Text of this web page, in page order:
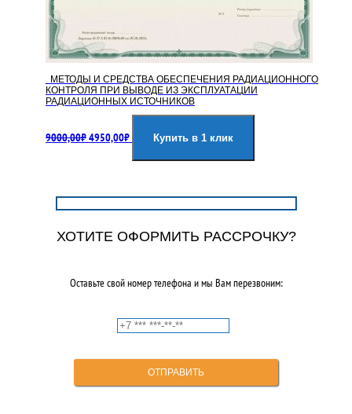
МЕТОДЫ И СРЕДСТВА ОБЕСПЕЧЕНИЯ РАДИАЦИОННОГО
КОНТРОЛЯ ПРИ ВЫВОДЕ ИЗ ЭКСПЛУАТАЦИИ
РАДИАЦИОННЫХ ИСТОЧНИКОВ
9000,00₽цена
4950,00₽цена:
Купить в 1 клик
ХОТИТЕ ОФОРМИТЬ РАССРОЧКУ?
Оставьте свой номер телефона и мы Вам перезвоним: